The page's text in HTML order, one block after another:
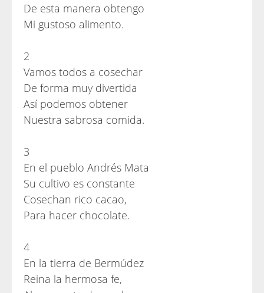
De esta manera obtengo
Mi gustoso alimento.
2
Vamos todos a cosechar
De forma muy divertida
Así podemos obtener
Nuestra sabrosa comida.
3
En el pueblo Andrés Mata
Su cultivo es constante
Cosechan rico cacao,
Para hacer chocolate.
4
En la tierra de Bermúdez
Reina la hermosa fe,